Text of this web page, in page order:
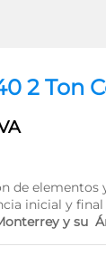
2 Ton
de
inicial y
y su